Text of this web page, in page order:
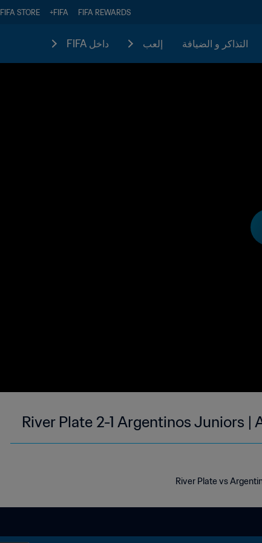
FIFA REWARDS
FIFA+
FIFA STORE
التذاكر و الضيافة إلعب داخل FIFA
River Plate 2-1 Argentinos Juniors |
River Plate vs